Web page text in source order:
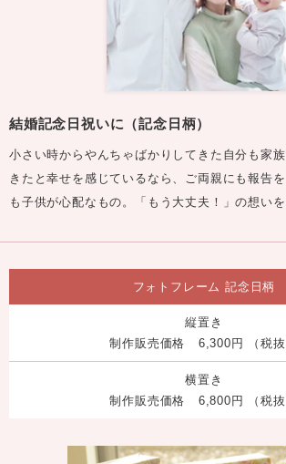
結婚記念日祝いに（記念日柄）
小さい時からやんちゃばかりしてきた自分も家
きたと幸せを感じているなら、ご両親にも報告
も子供が心配なもの。「もう大丈夫！」の想いを
フォトフレーム 記念日柄
縦置き
制作販売価格
6,300円 （税抜
横置き
制作販売価格
6,800円 （税抜